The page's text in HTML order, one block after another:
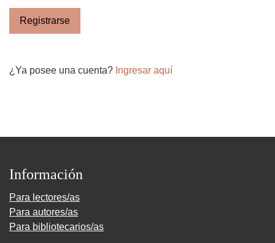
Registrarse
¿Ya posee una cuenta? Ingresar aquí
Información
Para lectores/as
Para autores/as
Para bibliotecarios/as